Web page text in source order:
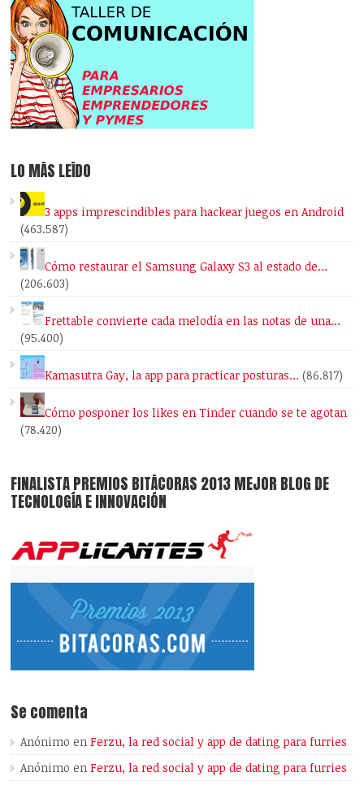
LO MÁS LEÍDO
3 apps imprescindibles para hackear juegos en Android
(463.587)
Cómo restaurar el Samsung Galaxy S3 al estado de…
(206.603)
Frettable convierte cada melodía en las notas de una…
(95.400)
Kamasutra Gay, la app para practicar posturas… (86.817)
Cómo posponer los likes en Tinder cuando se te agotan
(78.420)
FINALISTA PREMIOS BITÁCORAS 2013 MEJOR BLOG DE
TECNOLOGÍA E INNOVACIÓN
Se comenta
Anónimo enFerzu, la red social y app de dating para furries
Anónimo enFerzu, la red social y app de dating para furries